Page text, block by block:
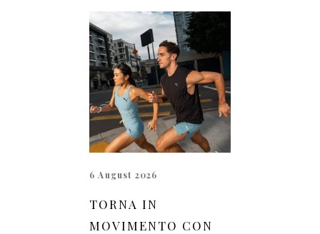
6 August 2026
TORNA IN
MOVIMENTO CON